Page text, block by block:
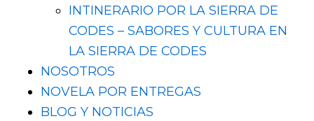
INTINERARIO POR LA SIERRA DE
CODES – SABORES Y CULTURA EN
LA SIERRA DE CODES
NOSOTROS
NOVELA POR ENTREGAS
BLOG Y NOTICIAS